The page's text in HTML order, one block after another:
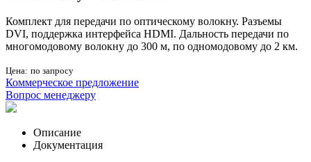
Комплект для передачи по оптическому волокну. Разъемы
DVI, поддержка интерфейса HDMI. Дальность передачи по
многомодовому волокну до 300 м, по одномодовому до 2 км.
Цена: по запросу
Коммерческое предложение
Вопрос менеджеру
Описание
Документация